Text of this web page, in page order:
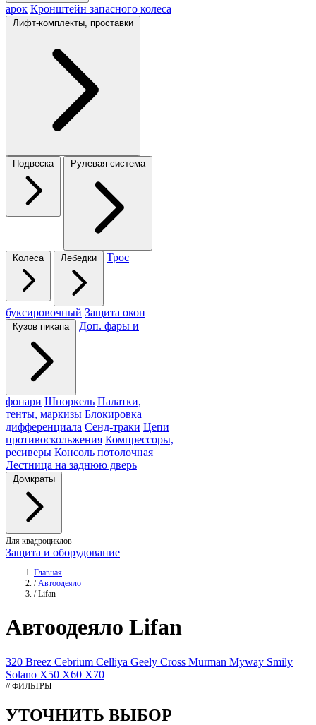
арок Кронштейн запасного колеса
Лифт-комплекты, проставки
Подвеска Рулевая система
Колеса Лебедки Трос
буксировочный Защита окон
Кузов пикапа Доп. фары и
фонари Шноркель Палатки,
тенты, маркизы Блокировка
дифференциала Сенд-траки Цепи
противоскольжения Компрессоры,
ресиверы Консоль потолочная
Лестница на заднюю дверь
Домкраты
Для квадроциклов
Защита и оборудование
Главная
/ Автоодеяло
/ Lifan
Автоодеяло Lifan
320 Breez Cebrium Celliya Geely Cross Murman Myway Smily
Solano X50 X60 X70
// ФИЛЬТРЫ
УТОЧНИТЬ ВЫБОР